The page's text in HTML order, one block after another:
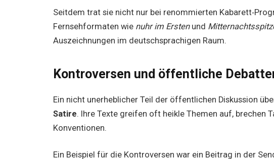
Seitdem trat sie nicht nur bei renommierten
Fernsehformaten wie nuhr im Erstenund
Auszeichnungen im deutschsprachigen Raum.
Kontroversen und öffentliche
Ein nicht unerheblicher Teil der öffentlichen Diskussion
Satire. Ihre Texte greifen oft heikle Themen auf, brechen
Konventionen.
Ein Beispiel für die Kontroversen war ein Beitrag in der